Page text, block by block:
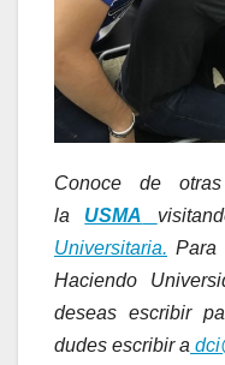
Conoce de
la USMA
Universitaria. Para
Haciendo
deseas escribir
dudes escribir a